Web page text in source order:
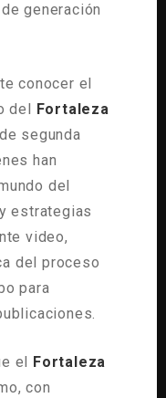
generación
conocer el
del Fortaleza
segunda
han
del
estrategias
video,
del proceso
para
el Fortaleza
con